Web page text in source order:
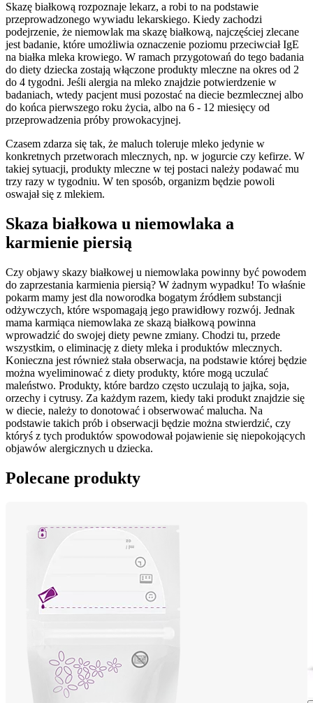
Skazę białkową rozpoznaje lekarz, a robi to na podstawie
przeprowadzonego wywiadu lekarskiego. Kiedy zachodzi
podejrzenie, że niemowlak ma skazę białkową, najczęściej zlecane
jest badanie, które umożliwia oznaczenie poziomu przeciwciał IgE
na białka mleka krowiego. W ramach przygotowań do tego badania
do diety dziecka zostają włączone produkty mleczne na okres od 2
do 4 tygodni. Jeśli alergia na mleko znajdzie potwierdzenie w
badaniach, wtedy pacjent musi pozostać na diecie bezmlecznej albo
do końca pierwszego roku życia, albo na 6 - 12 miesięcy od
przeprowadzenia próby prowokacyjnej.
Czasem zdarza się tak, że maluch toleruje mleko jedynie w
konkretnych przetworach mlecznych, np. w jogurcie czy kefirze. W
takiej sytuacji, produkty mleczne w tej postaci należy podawać mu
trzy razy w tygodniu. W ten sposób, organizm będzie powoli
oswajał się z mlekiem.
Skaza białkowa u niemowlaka a
karmienie piersią
Czy objawy skazy białkowej u niemowlaka powinny być powodem
do zaprzestania karmienia piersią? W żadnym wypadku! To właśnie
pokarm mamy jest dla noworodka bogatym źródłem substancji
odżywczych, które wspomagają jego prawidłowy rozwój. Jednak
mama karmiąca niemowlaka ze skazą białkową powinna
wprowadzić do swojej diety pewne zmiany. Chodzi tu, przede
wszystkim, o eliminację z diety mleka i produktów mlecznych.
Konieczna jest również stała obserwacja, na podstawie której będzie
można wyeliminować z diety produkty, które mogą uczulać
maleństwo. Produkty, które bardzo często uczulają to jajka, soja,
orzechy i cytrusy. Za każdym razem, kiedy taki produkt znajdzie się
w diecie, należy to donotować i obserwować malucha. Na
podstawie takich prób i obserwacji będzie można stwierdzić, czy
któryś z tych produktów spowodował pojawienie się niepokojących
objawów alergicznych u dziecka.
Polecane produkty